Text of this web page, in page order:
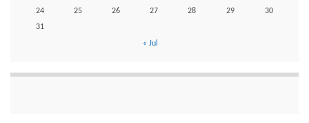
24
25 26 27 28 29
30
31
« Jul